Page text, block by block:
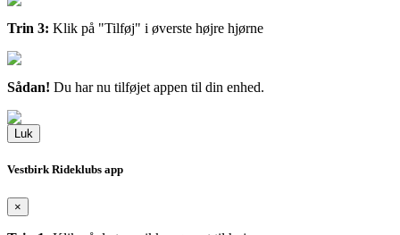
Trin 3: Klik på "Tilføj" i øverste højre hjørne
Sådan! Du har nu tilføjet appen til din enhed.
Luk
Vestbirk Rideklubs app
×